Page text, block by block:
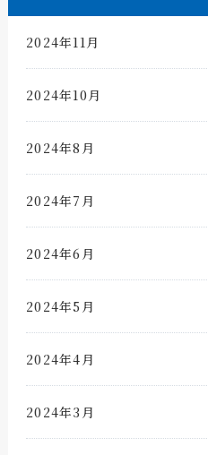
2024年11月
2024年10月
2024年8月
2024年7月
2024年6月
2024年5月
2024年4月
2024年3月